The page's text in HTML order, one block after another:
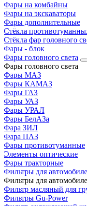
Фары на комбайны
Фары на экскаваторы
Фары дополнительные
Стёкла
Стёкла фар головного
Фары - блок
Фары головного света
Фары головного света
Фары МАЗ
Фары КАМАЗ
Фары ГАЗ
Фары УАЗ
Фары УРАЛ
Фары БелАЗа
Фара ЗИЛ
Фара ПАЗ
Фары противотуманные
Элементы оптические
Фары тракторные
Фильтры для
Фильтры для
Фильтр масляный для
Фильтры Gu-Power